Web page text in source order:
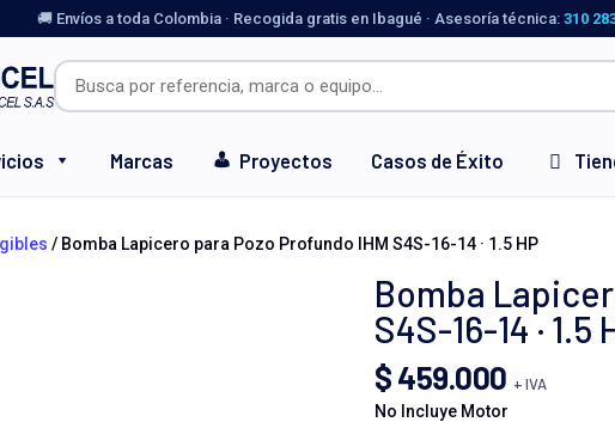
🚚 Envíos a toda Colombia · Recogida gratis en Ibagué · Asesoría técnica: 310
Marcas Proyectos Casos de Éxito
/ Bomba Lapicero para Pozo Profundo IHM S4S-16-14 · 1.5 HP
Bomba
S4S-16-14 · 1.5
$459.000 + IVA
No Incluye Motor